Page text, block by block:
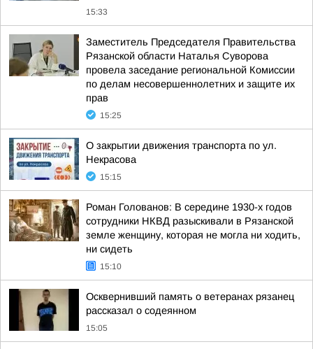
15:33
Заместитель Председателя Правительства
Рязанской области Наталья Суворова
провела заседание региональной Комиссии
по делам несовершеннолетних и защите их
прав
15:25
О закрытии движения транспорта по ул.
Некрасова
15:15
Роман Голованов: В середине 1930-х годов
сотрудники НКВД разыскивали в Рязанской
земле женщину, которая не могла ни ходить,
ни сидеть
15:10
Осквернивший память о ветеранах рязанец
рассказал о содеянном
15:05